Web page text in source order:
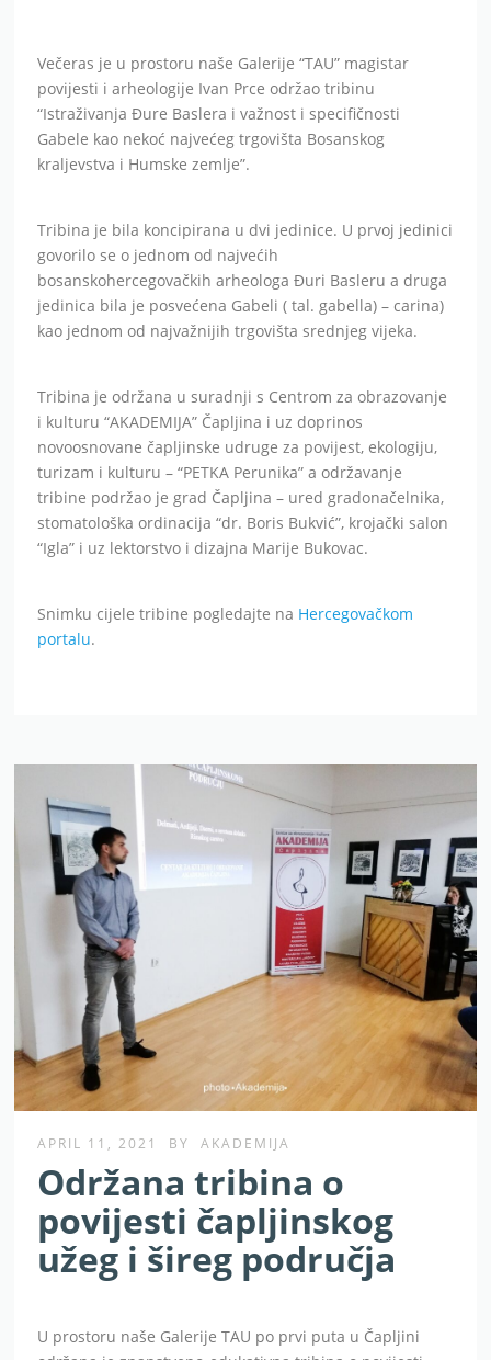
Večeras je u prostoru naše Galerije “TAU” magistar
povijesti i arheologije Ivan Prce održao tribinu
“Istraživanja Đure Baslera i važnost i specifičnosti
Gabele kao nekoć najvećeg trgovišta Bosanskog
kraljevstva i Humske zemlje”.
Tribina je bila koncipirana u dvi jedinice. U prvoj jedinici
govorilo se o jednom od najvećih
bosanskohercegovačkih arheologa Đuri Basleru a druga
jedinica bila je posvećena Gabeli ( tal. gabella) – carina)
kao jednom od najvažnijih trgovišta srednjeg vijeka.
Tribina je održana u suradnji s Centrom za obrazovanje
i kulturu “AKADEMIJA” Čapljina i uz doprinos
novoosnovane čapljinske udruge za povijest, ekologiju,
turizam i kulturu – “PETKA Perunika” a održavanje
tribine podržao je grad Čapljina – ured gradonačelnika,
stomatološka ordinacija “dr. Boris Bukvić”, krojački salon
“Igla” i uz lektorstvo i dizajna Marije Bukovac.
Snimku cijele tribine pogledajte na Hercegovačkom
portalu.
APRIL 11, 2021 BY AKADEMIJA
Održana tribina o
povijesti čapljinskog
užeg i šireg područja
U prostoru naše Galerije TAU po prvi puta u Čapljini